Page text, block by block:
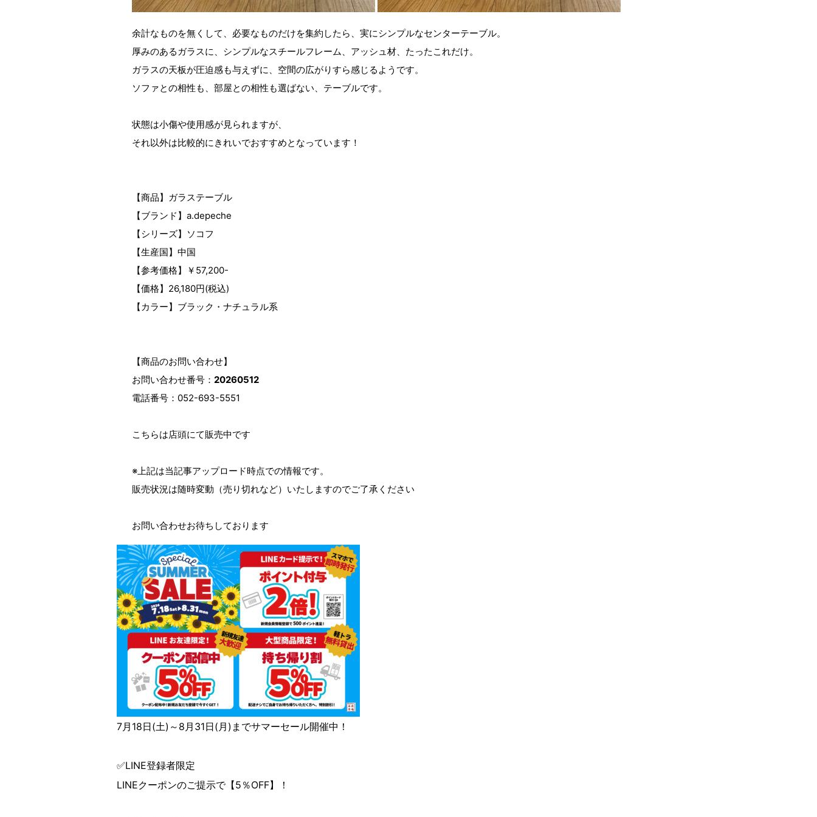
余計なものを無くして、必要なものだけを集約したら、実にシンプルなセンターテーブル。
厚みのあるガラスに、シンプルなスチールフレーム、アッシュ材、たったこれだけ。
ガラスの天板が圧迫感も与えずに、空間の広がりすら感じるようです。
ソファとの相性も、部屋との相性も選ばない、テーブルです。
状態は小傷や使用感が見られますが、
それ以外は比較的にきれいでおすすめとなっています！
【商品】ガラステーブル
【ブランド】a.depeche
【シリーズ】ソコフ
【生産国】中国
【参考価格】￥57,200-
【価格】26,180円(税込)
【カラー】ブラック・ナチュラル系
【商品のお問い合わせ】
お問い合わせ番号： 20260512
電話番号：052-693-5551
こちらは店頭にて販売中です
※上記は当記事アップロード時点での情報です。
販売状況は随時変動（売り切れなど）いたしますのでご了承ください
お問い合わせお待ちしております
7月18日(土)～8月31日(月)までサマーセール開催中！
✅LINE登録者限定
LINEクーポンのご提示で【5％OFF】！